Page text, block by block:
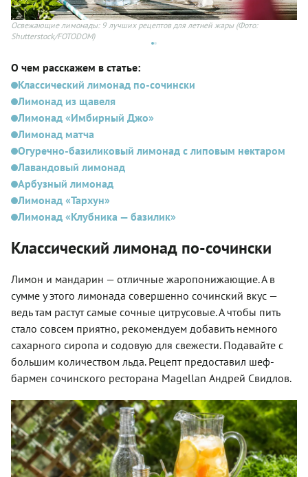
Освежающие лимонады: 9 лучших рецептов для летней жары(Фото:
Shutterstock/FOTODOM)
О чем расскажем в статье:
Классический лимонад по-сочински
Лимонад из щавеля
Лимонад «Имбирный Джо»
Лимонад матча
Огуречно-базиликовый лимонад с липовым нектаром
Лавандовый лимонад
Арбузный лимонад
Лимонад «Тархун»
Лимонад «Клубника — базилик»
Классический лимонад по-сочински
Лимон и мандарин — отличные жаропонижающие. А в
сумме у этого лимонада совершенно сочинский вкус —
ведь там растут самые сочные цитрусовые. А чтобы пить
стало совсем приятно, рекомендуем добавить немного
сахарного сиропа и содовую для свежести. Подавайте с
большим количеством льда. Рецепт предоставил шеф-
бармен сочинского ресторана Magellan Андрей Свидлов.